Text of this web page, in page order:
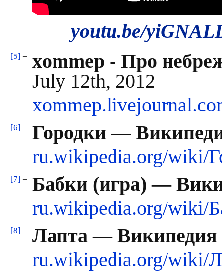
youtu.be/
[5] – xommep - Про
July 12th, 2012
[6] – Городки —
ru.wikipedia.org/wiki/
[7] – Бабки (игра) —
ru.wikipedia.org/wiki/
[8] – Лапта — Википедия
ru.wikipedia.org/wiki/